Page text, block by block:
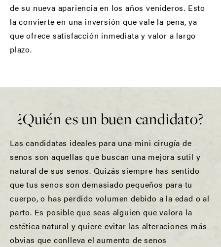
de su nueva apariencia en los años venideros. Esto
la convierte en una inversión que vale la pena, ya
que ofrece satisfacción inmediata y valor a largo
plazo.
¿Quién es un buen candidato?
Las candidatas ideales para una mini cirugía de
senos son aquellas que buscan una mejora sutil y
natural de sus senos. Quizás siempre has sentido
que tus senos son demasiado pequeños para tu
cuerpo, o has perdido volumen debido a la edad o al
parto. Es posible que seas alguien que valora la
estética natural y quiere evitar las alteraciones más
obvias que conlleva el aumento de senos